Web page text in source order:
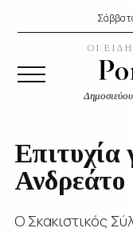
ΟΙ
Επιτυχία
Ανδρεάτο
Ο Σκακιστικός